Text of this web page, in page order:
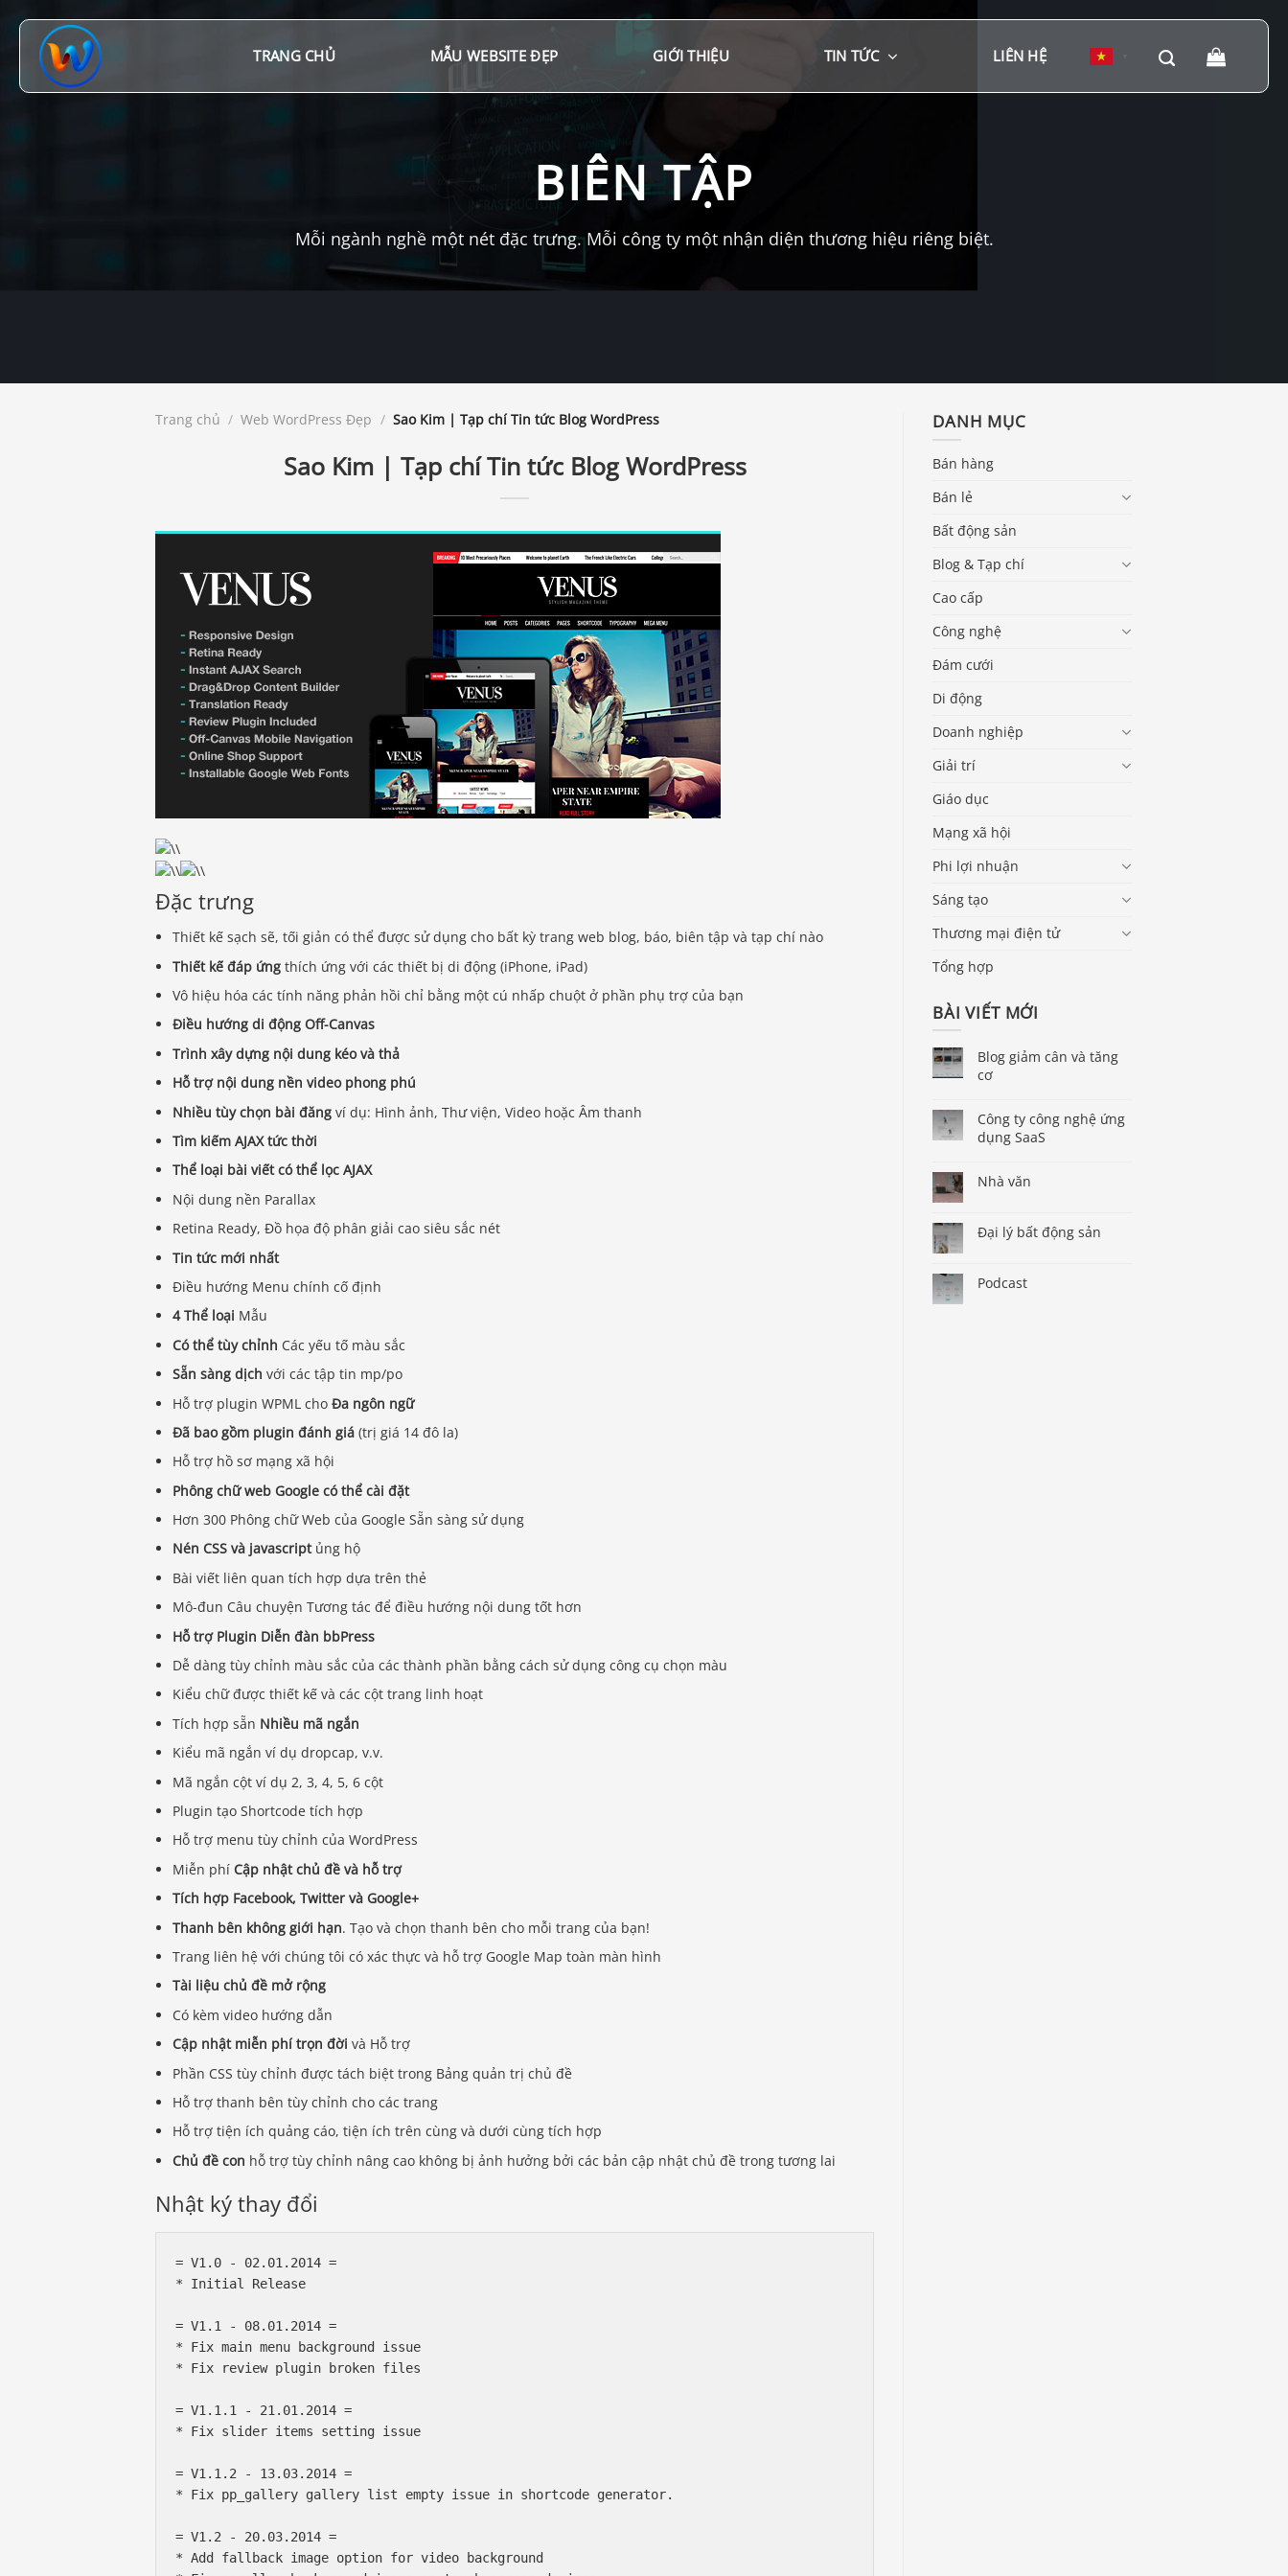
đến
TRANG CHỦ MẪU WEBSITE ĐẸP GIỚI THIỆU TIN TỨC LIÊN HỆ
BIÊN TẬP
Mỗi ngành nghề một nét đặc trưng. Mỗi công ty một nhận diện thương hiệu riêng biệt.
Trang chủ / Web WordPress Đẹp / Sao Kim | Tạp chí Tin tức Blog WordPress
Sao Kim | Tạp chí Tin tức Blog WordPress
Đặc trưng
Thiết kế sạch sẽ, tối giản có thể được sử dụng cho bất kỳ trang web blog, báo, biên tập và tạp chí nào
Thiết kế đáp ứng thích ứng với các thiết bị di động (iPhone, iPad)
Vô hiệu hóa các tính năng phản hồi chỉ bằng một cú nhấp chuột ở phần phụ trợ của bạn
Điều hướng di động Off-Canvas
Trình xây dựng nội dung kéo và thả
Hỗ trợ nội dung nền video phong phú
Nhiều tùy chọn bài đăng ví dụ: Hình ảnh, Thư viện, Video hoặc Âm thanh
Tìm kiếm AJAX tức thời
Thể loại bài viết có thể lọc AJAX
Nội dung nền Parallax
Retina Ready, Đồ họa độ phân giải cao siêu sắc nét
Tin tức mới nhất
Điều hướng Menu chính cố định
4 Thể loại Mẫu
Có thể tùy chỉnh Các yếu tố màu sắc
Sẵn sàng dịch với các tập tin mp/po
Hỗ trợ plugin WPML choĐa ngôn ngữ
Đã bao gồm plugin đánh giá (trị giá 14 đô la)
Hỗ trợ hồ sơ mạng xã hội
Phông chữ web Google có thể cài đặt
Hơn 300 Phông chữ Web của Google Sẵn sàng sử dụng
Nén CSS và javascriptủng hộ
Bài viết liên quan tích hợp dựa trên thẻ
Mô-đun Câu chuyện Tương tác để điều hướng nội dung tốt hơn
Hỗ trợ Plugin Diễn đàn bbPress
Dễ dàng tùy chỉnh màu sắc của các thành phần bằng cách sử dụng công cụ chọn màu
Kiểu chữ được thiết kế và các cột trang linh hoạt
Tích hợp sẵn Nhiều mã ngắn
Kiểu mã ngắn ví dụ dropcap, v.v.
Mã ngắn cột ví dụ 2, 3, 4, 5, 6 cột
Plugin tạo Shortcode tích hợp
Hỗ trợ menu tùy chỉnh của WordPress
Miễn phí Cập nhật chủ đề và hỗ trợ
Tích hợp Facebook, Twitter và Google+
Thanh bên không giới hạn. Tạo và chọn thanh bên cho mỗi trang của bạn!
Trang liên hệ với chúng tôi có xác thực và hỗ trợ Google Map toàn màn hình
Tài liệu chủ đề mở rộng
Có kèm video hướng dẫn
Cập nhật miễn phí trọn đời và Hỗ trợ
Phần CSS tùy chỉnh được tách biệt trong Bảng quản trị chủ đề
Hỗ trợ thanh bên tùy chỉnh cho các trang
Hỗ trợ tiện ích quảng cáo, tiện ích trên cùng và dưới cùng tích hợp
Chủ đề con hỗ trợ tùy chỉnh nâng cao không bị ảnh hưởng bởi các bản cập nhật chủ đề trong tương lai
Nhật ký thay đổi
= V1.0 - 02.01.2014 =
* Initial Release
= V1.1 - 08.01.2014 =
* Fix main menu background issue
* Fix review plugin broken files
= V1.1.1 - 21.01.2014 =
* Fix slider items setting issue
= V1.1.2 - 13.03.2014 =
* Fix pp_gallery gallery list empty issue in shortcode generator.
= V1.2 - 20.03.2014 =
* Add fallback image option for video background
DANH MỤC
Bán hàng
Bán lẻ
Bất động sản
Blog & Tạp chí
Cao cấp
Công nghệ
Đám cưới
Di động
Doanh nghiệp
Giải trí
Giáo dục
Mạng xã hội
Phi lợi nhuận
Sáng tạo
Thương mại điện tử
Tổng hợp
BÀI VIẾT MỚI
Blog giảm cân và tăng
cơ
Công ty công nghệ ứng
dụng SaaS
Nhà văn
Đại lý bất động sản
Podcast